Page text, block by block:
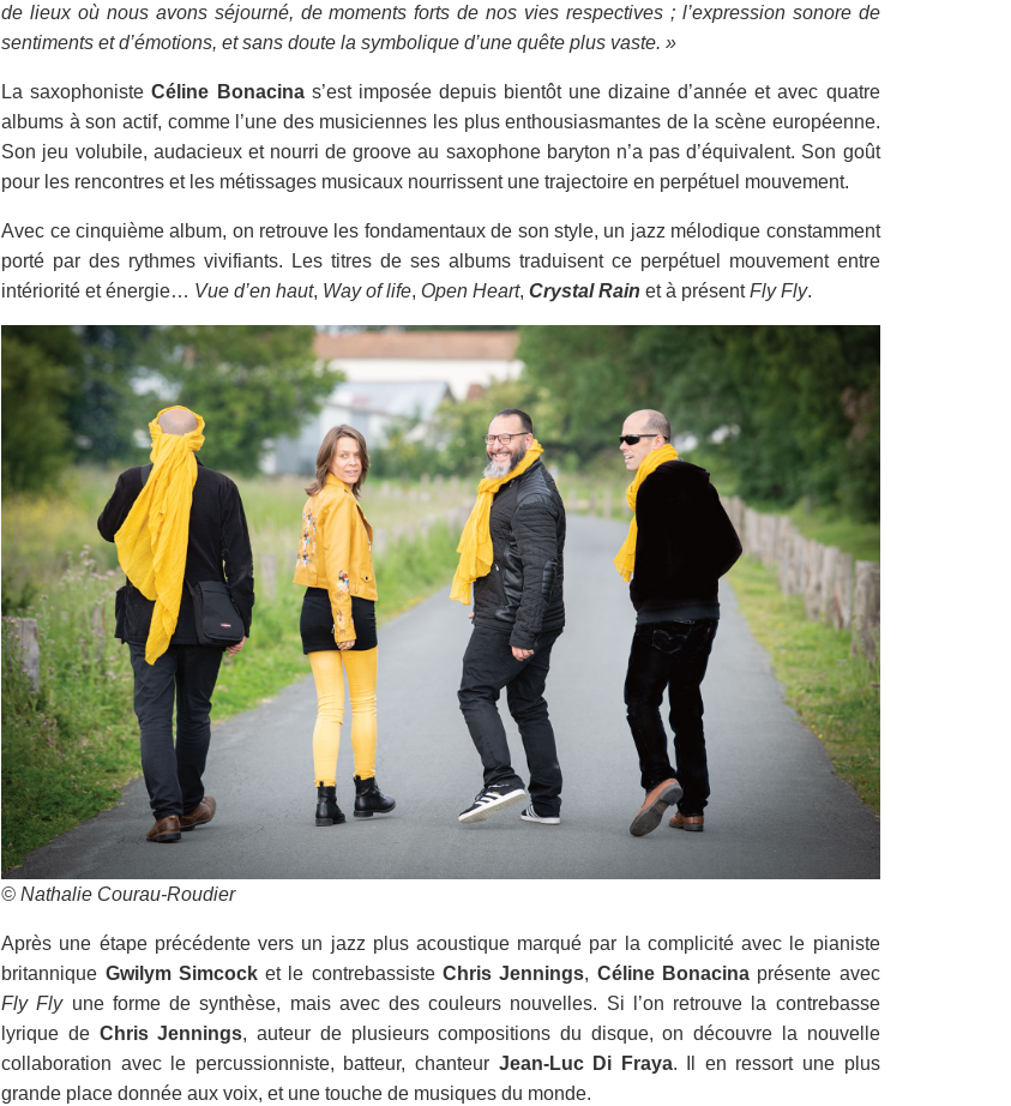
de lieux où nous avons séjourné, de moments forts de nos vies respectives ; l’expression sonore de
sentiments et d’émotions, et sans doute la symbolique d’une quête plus vaste. »
La saxophonisteCéline Bonacinas’est imposée depuis bientôt une dizaine d’année et avec quatre
albums à son actif, comme l’une des musiciennes les plus enthousiasmantes de la scène européenne.
Son jeu volubile, audacieux et nourri de groove au saxophone baryton n’a pas d’équivalent. Son goût
pour les rencontres et les métissages musicaux nourrissent une trajectoire en perpétuel mouvement.
Avec ce cinquième album, on retrouve les fondamentaux de son style, un jazz mélodique constamment
porté par des rythmes vivifiants. Les titres de ses albums traduisent ce perpétuel mouvement entre
intériorité et énergie… Vue d’en haut, Way of life, Open Heart,Crystal Rain et à présentFly Fly.
© Nathalie Courau-Roudier
Après une étape précédente vers un jazz plus acoustique marqué par la complicité avec le pianiste
britannique Gwilym Simcocket le contrebassisteChris Jennings, Céline Bonacinaprésente avec
Fly Flyune forme de synthèse, mais avec des couleurs nouvelles. Si l’on retrouve la contrebasse
lyrique de Chris Jennings, auteur de plusieurs compositions du disque, on découvre la nouvelle
collaboration avec le percussionniste, batteur, chanteur Jean-Luc Di Fraya. Il en ressort une plus
grande place donnée aux voix, et une touche de musiques du monde.